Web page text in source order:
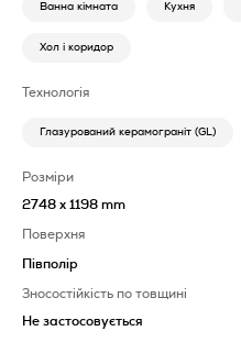
Ванна кімната Кухня
Хол і коридор
Технологія
Глазурований керамограніт (GL)
Розміри
2748 x 1198 mm
Поверхня
Півполір
Зносостійкість по товщині
Не застосовується